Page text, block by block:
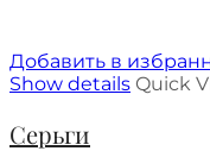
Добавить в
Show details Quick
Серьги